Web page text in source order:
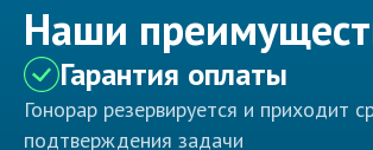
Наши
Гарантия оплаты
Гонорар резервируется и приходит
подтверждения задачи